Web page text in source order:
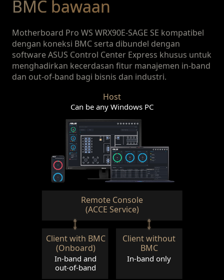
Host
Can be any Windows PC
Remote Console
(ACCE Service)
Client with BMC
(Onboard)
In-band and
out-of-band
Client without
BMC
In-band only
BMC bawaan
Motherboard Pro WS WRX90E-SAGE SE kompatibel
dengan koneksi BMC serta dibundel dengan
software ASUS Control Center Express khusus untuk
menghadirkan kecerdasan fitur manajemen in-band
dan out-of-band bagi bisnis dan industri.